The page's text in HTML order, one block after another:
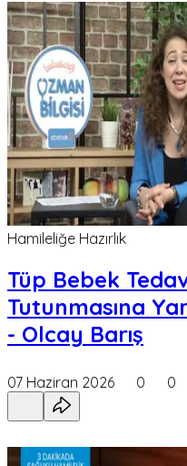
Hamileliğe Hazırlık
Tüp Bebek
Tutunmasına
- Olcay Barış
07 Haziran 2026 0 0